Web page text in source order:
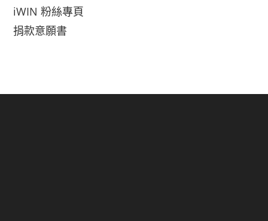
iWIN 粉絲專頁
捐款意願書